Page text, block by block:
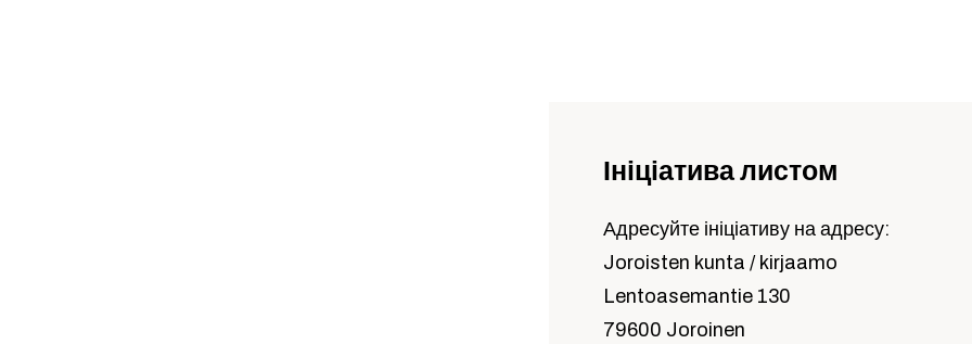
Ініціатива листом
Адресуйте ініціативу на адресу:
Joroisten kunta / kirjaamo
Lentoasemantie 130
79600 Joroinen